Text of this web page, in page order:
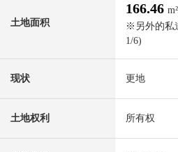
土地面积
166.46
※另外的私
1/6)
现状 更地
土地权利 所有权